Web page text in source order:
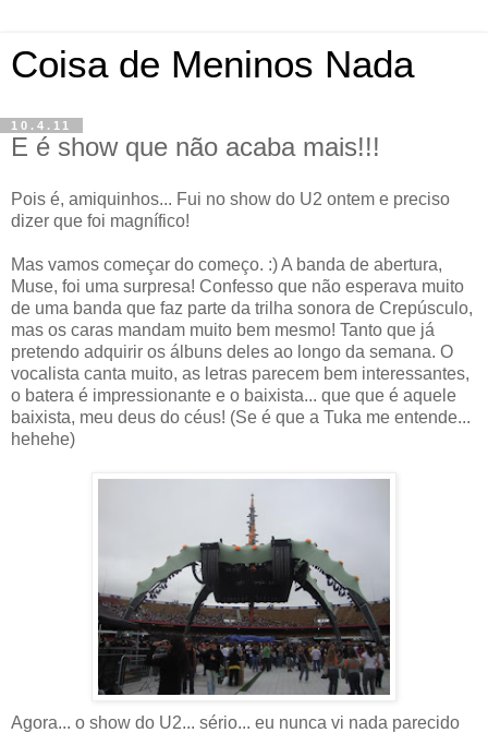
Coisa de Meninos Nada
10.4.11
E é show que não acaba mais!!!
Pois é, amiquinhos... Fui no show do U2 ontem e preciso
dizer que foi magnífico!
Mas vamos começar do começo. :) A banda de abertura,
Muse, foi uma surpresa! Confesso que não esperava muito
de uma banda que faz parte da trilha sonora de Crepúsculo,
mas os caras mandam muito bem mesmo! Tanto que já
pretendo adquirir os álbuns deles ao longo da semana. O
vocalista canta muito, as letras parecem bem interessantes,
o batera é impressionante e o baixista... que que é aquele
baixista, meu deus do céus! (Se é que a Tuka me entende...
hehehe)
Agora... o show do U2... sério... eu nunca vi nada parecido